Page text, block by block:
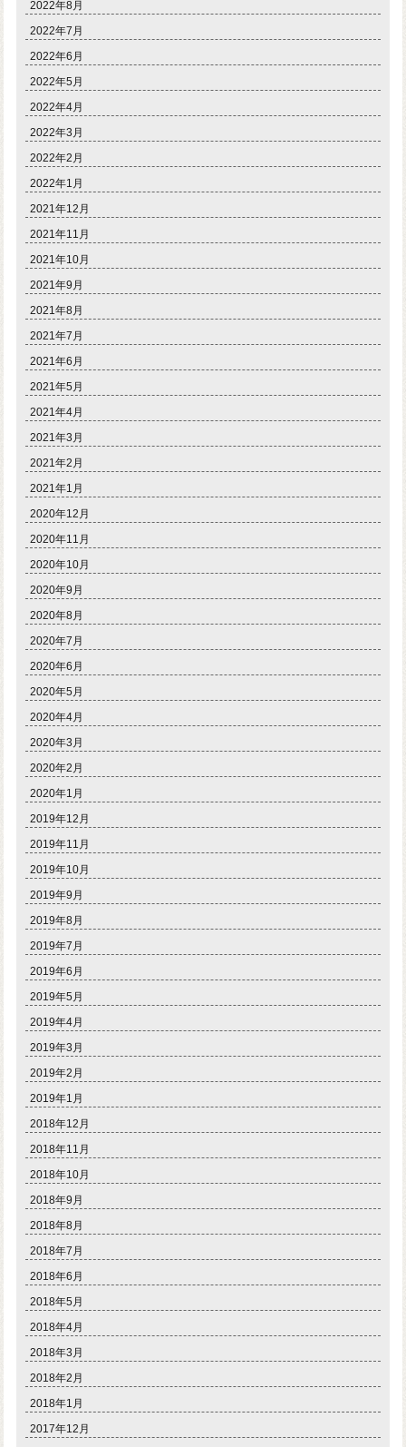
2022年8月
2022年7月
2022年6月
2022年5月
2022年4月
2022年3月
2022年2月
2022年1月
2021年12月
2021年11月
2021年10月
2021年9月
2021年8月
2021年7月
2021年6月
2021年5月
2021年4月
2021年3月
2021年2月
2021年1月
2020年12月
2020年11月
2020年10月
2020年9月
2020年8月
2020年7月
2020年6月
2020年5月
2020年4月
2020年3月
2020年2月
2020年1月
2019年12月
2019年11月
2019年10月
2019年9月
2019年8月
2019年7月
2019年6月
2019年5月
2019年4月
2019年3月
2019年2月
2019年1月
2018年12月
2018年11月
2018年10月
2018年9月
2018年8月
2018年7月
2018年6月
2018年5月
2018年4月
2018年3月
2018年2月
2018年1月
2017年12月